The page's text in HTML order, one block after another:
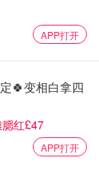
APP打开
🍀变相白拿四
红£47
APP打开